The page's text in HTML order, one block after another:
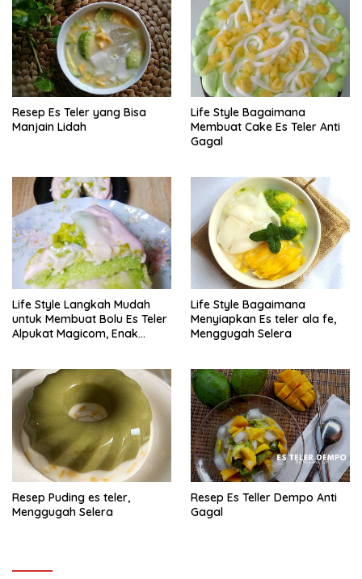
Resep Es Teler yang Bisa
Manjain Lidah
Life Style Bagaimana
Membuat Cake Es Teler Anti
Gagal
Life Style Langkah Mudah
untuk Membuat Bolu Es Teler
Alpukat Magicom, Enak
Life Style Bagaimana
Menyiapkan Es teler ala fe,
Menggugah Selera
Resep Puding es teler,
Menggugah Selera
Resep Es Teller Dempo Anti
Gagal